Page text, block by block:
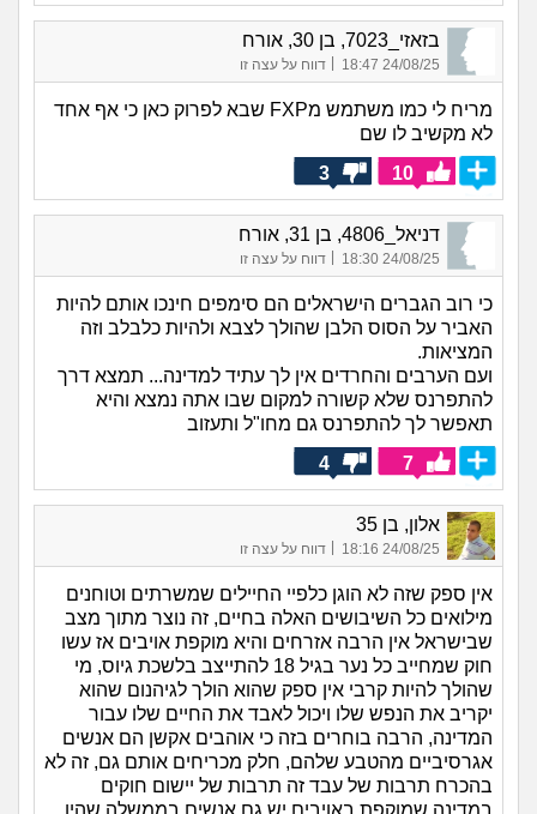
בזאזי_7023, בן 30, אורח
24/08/25 18:47
| דווח על עצה זו
מריח לי כמו משתמש מFXP שבא לפרוק כאן כי אף אחד
לא מקשיב לו שם
10
3
דניאל_4806, בן 31, אורח
24/08/25 18:30
| דווח על עצה זו
כי רוב הגברים הישראלים הם סימפים חינכו אותם להיות
האביר על הסוס הלבן שהולך לצבא ולהיות כלבלב וזה
המציאות.
ועם הערבים והחרדים אין לך עתיד למדינה... תמצא דרך
להתפרנס שלא קשורה למקום שבו אתה נמצא והיא
תאפשר לך להתפרנס גם מחו"ל ותעזוב
7
4
אלון, בן 35
24/08/25 18:16 דווח על עצה זו
אין ספק שזה לא הוגן כלפיי החיילים שמשרתים וטוחנים
מילואים כל השיבושים האלה בחיים, זה נוצר מתוך מצב
שבישראל אין הרבה אזרחים והיא מוקפת אויבים אז עשו
חוק שמחייב כל נער בגיל 18 להתייצב בלשכת גיוס, מי
שהולך להיות קרבי אין ספק שהוא הולך לגיהנום שהוא
יקריב את הנפש שלו ויכול לאבד את החיים שלו עבור
המדינה, הרבה בוחרים בזה כי אוהבים אקשן הם אנשים
אגרסיביים מהטבע שלהם, חלק מכריחים אותם גם, זה לא
בהכרח תרבות של עבד זה תרבות של יישום חוקים
במדינה שמוקפת באויבים יש גם אנשים בממשלה שהיו